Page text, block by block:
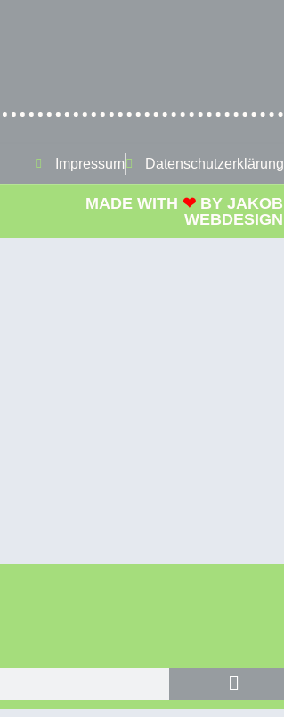
Impressum Datenschutzerklärung
MADE WITH ❤ BYJAKOB
WEBDESIGN